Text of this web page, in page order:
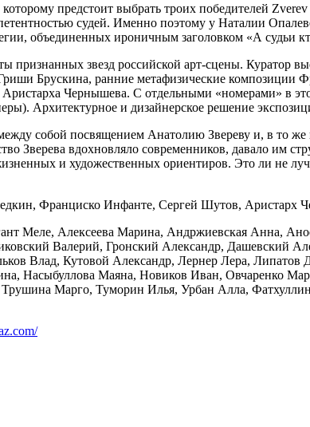
предстоит выбрать троих победителей
судей. Именно поэтому у Наталии
объединенных ироничным заголовком «А судьи
признанных звезд российской арт-сцены. Куратор
Брускина, ранние метафизические композиции
Чернышева. С отдельными «номерами» в
Архитектурное и дизайнерское решение
собой посвящением Анатолию Звереву и, в то
Зверева вдохновляло современников, давало им
и художественных ориентиров. Это ли не
Франциско Инфанте, Сергей Шутов, Аристарх
Меле, Алексеева Марина, Андржиевская Анна,
Валерий, Гронский Александр, Дашевский
Влад, Кутовой Александр, Лернер Лера,
Насыбуллова Маяна, Новиков Иван, Овчаренко
Марго, Туморин Илья, Урбан Алла,